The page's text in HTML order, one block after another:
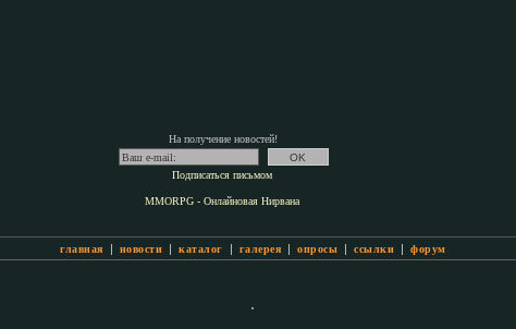
На получение новостей!
Подписаться письмом
MMORPG - Онлайновая Нирвана
главная | новости | каталог | галерея | опросы | ссылки | форум